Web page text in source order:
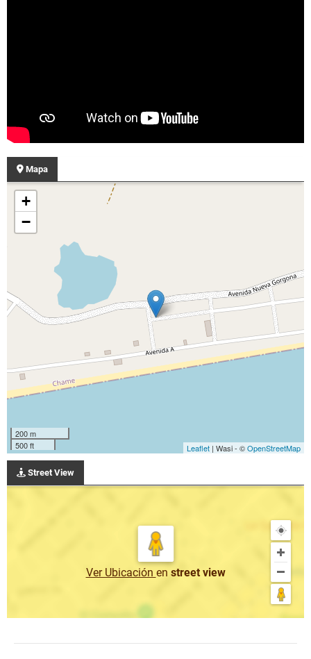
Mapa
+
−
200 m
500 ft
Leaflet | Wasi - ©OpenStreetMap
Street View
Ver Ubicación en street view